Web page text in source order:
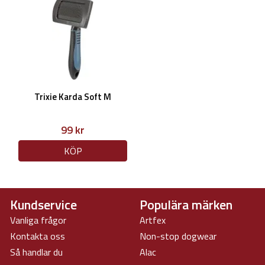
Trixie Karda Soft M
99 kr
KÖP
Kundservice
Vanliga frågor
Kontakta oss
Så handlar du
Populära märken
Artfex
Non-stop dogwear
Alac